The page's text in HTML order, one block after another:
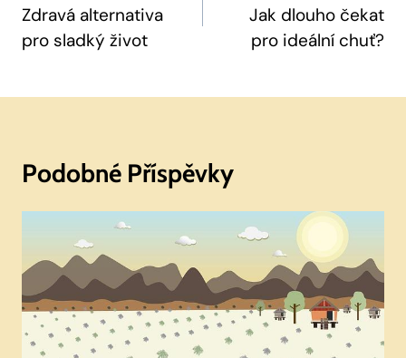
Příspěvek
Zdravá alternativa
pro sladký život
Jak dlouho čekat
pro ideální chuť?
Podobné Příspěvky